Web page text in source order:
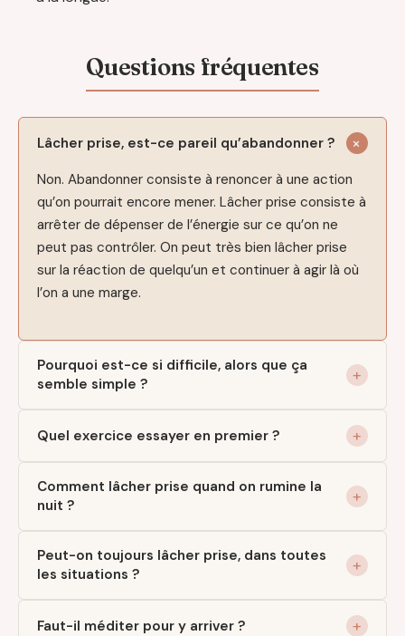
Lâcher prise, est-ce pareil qu’abandonner ?
Non. Abandonner consiste à renoncer à une action
qu’on pourrait encore mener. Lâcher prise consiste à
arrêter de dépenser de l’énergie sur ce qu’on ne
peut pas contrôler. On peut très bien lâcher prise
sur la réaction de quelqu’un et continuer à agir là où
l’on a une marge.
Pourquoi est-ce si difficile, alors que ça
semble simple ?
Quel exercice essayer en premier ?
Comment lâcher prise quand on rumine la
nuit ?
Peut-on toujours lâcher prise, dans toutes
les situations ?
Faut-il méditer pour y arriver ?